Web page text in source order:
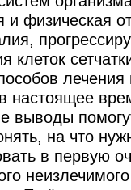
и физическая
клеток
лечения
настоящее
выводы
на что
в первую
неизлечимого